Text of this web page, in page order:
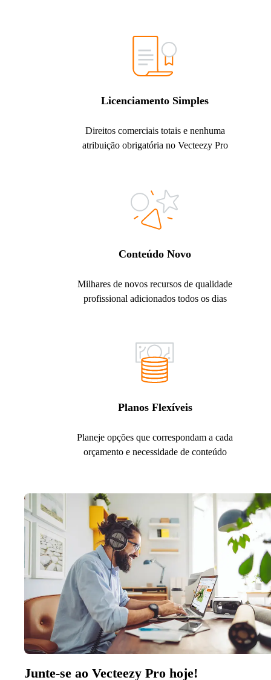
Licenciamento Simples
Direitos comerciais totais e nenhuma
atribuição obrigatória no Vecteezy Pro
Conteúdo Novo
Milhares de novos recursos de qualidade
profissional adicionados todos os dias
Planos Flexíveis
Planeje opções que correspondam a cada
orçamento e necessidade de conteúdo
Junte-se ao Vecteezy Pro hoje!